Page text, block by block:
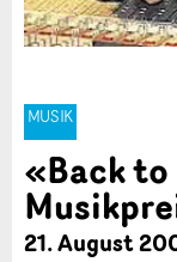
MUSIK
«Back
21. August